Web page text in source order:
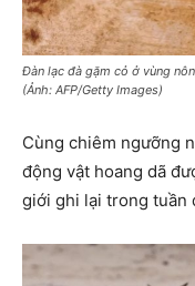
Đàn lạc đà gặm cỏ ở vùng
(Ảnh: AFP/Getty Images)
Cùng chiêm ngưỡng
động vật hoang dã
giới ghi lại trong tuần